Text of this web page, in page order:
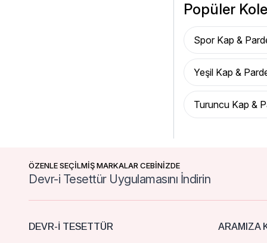
Popüler
Spor Kap &
Yeşil Kap &
Turuncu Kap &
ÖZENLE SEÇİLMİŞ MARKALAR CEBİNİZDE
Devr-i Tesettür Uygulamasını İndirin
DEVR-I TESETTÜR ARAMIZA